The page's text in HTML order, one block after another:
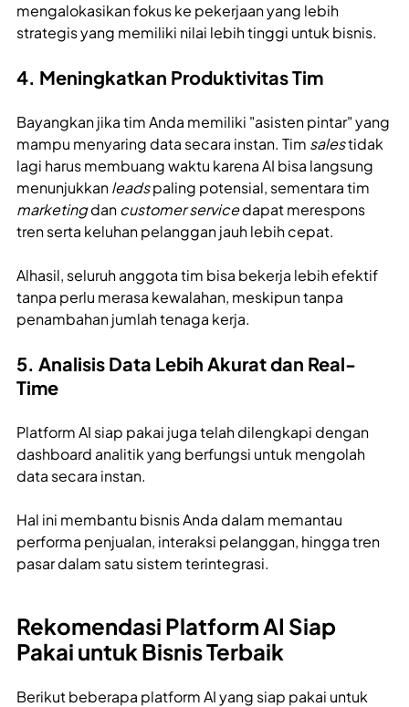
mengalokasikan fokus ke pekerjaan yang lebih
strategis yang memiliki nilai lebih tinggi untuk bisnis.
4. Meningkatkan Produktivitas Tim
Bayangkan jika tim Anda memiliki "asisten pintar" yang
mampu menyaring data secara instan. Tim salestidak
lagi harus membuang waktu karena AI bisa langsung
menunjukkanleadspaling potensial, sementara tim
marketingdancustomer servicedapat merespons
tren serta keluhan pelanggan jauh lebih cepat.
Alhasil, seluruh anggota tim bisa bekerja lebih efektif
tanpa perlu merasa kewalahan, meskipun tanpa
penambahan jumlah tenaga kerja.
5. Analisis Data Lebih Akurat dan Real-
Time
Platform AI siap pakai juga telah dilengkapi dengan
dashboard analitik yang berfungsi untuk mengolah
data secara instan.
Hal ini membantu bisnis Anda dalam memantau
performa penjualan, interaksi pelanggan, hingga tren
pasar dalam satu sistem terintegrasi.
Rekomendasi Platform AI Siap
Pakai untuk Bisnis Terbaik
Berikut beberapa platform AI yang siap pakai untuk